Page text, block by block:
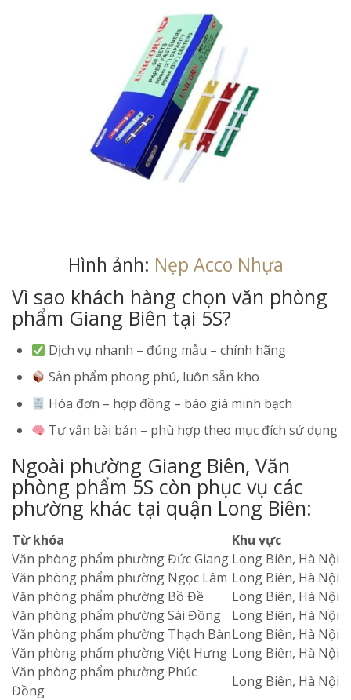
Hình ảnh: Nẹp Acco Nhựa
Vì sao khách hàng chọn văn phòng
phẩm Giang Biên tại 5S?
Dịch vụ nhanh – đúng mẫu – chính hãng
Sản phẩm phong phú, luôn sẵn kho
Hóa đơn – hợp đồng – báo giá minh bạch
Tư vấn bài bản – phù hợp theo mục đích sử dụng
Ngoài phường Giang Biên, Văn
phòng phẩm 5S còn phục vụ các
phường khác tại quận Long Biên:
Từ khóa
Khu vực
Văn phòng phẩm phường Đức Giang Long Biên, Hà Nội
Văn phòng phẩm phường Ngọc Lâm Long Biên, Hà Nội
Văn phòng phẩm phường Bồ Đề
Long Biên, Hà Nội
Văn phòng phẩm phường Sài Đồng
Long Biên, Hà Nội
Văn phòng phẩm phường Thạch BànLong Biên, Hà Nội
Văn phòng phẩm phường Việt Hưng Long Biên, Hà Nội
Văn phòng phẩm phường Phúc
Đồng
Long Biên, Hà Nội